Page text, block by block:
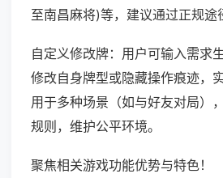
至南昌麻将)等，建议通过正规途
自定义修改牌：用户可输入需求
修改自身牌型或隐藏操作痕迹，
用于多种场景（如与好友对局）
规则，维护公平环境。
聚焦相关游戏功能优势与特色！